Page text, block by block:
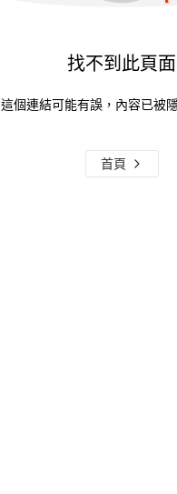
找不到此頁面
這個連結可能有誤，內容已被
首頁